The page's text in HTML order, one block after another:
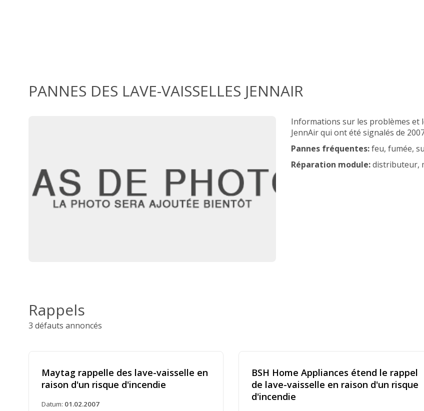
PANNES DES LAVE-VAISSELLES JENNAIR
Informations sur les problèmes et
JennAir qui ont été signalés de
Pannes fréquentes:feu, fumée,
Réparation module:distributeur,
Rappels
3 défauts annoncés
Maytag rappelle des lave-vaisselle en
raison d'un risque d'incendie
Datum: 01.02.2007
BSH Home Appliances étend le rappel
de lave-vaisselle en raison d'un risque
d'incendie